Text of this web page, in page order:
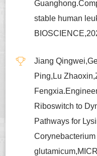
stable human
Jiang
Ping,Lu
Riboswitch to
Pathways for
Corynebacterium